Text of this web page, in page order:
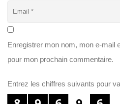
Enregistrer mon nom, mon e-mail
pour mon prochain commentaire.
Entrez les chiffres suivants pour